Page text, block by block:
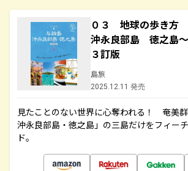
０３ 地球の歩き
沖永良部島 徳之島
３訂版
島旅
2025.12.11 発売
見たことのない世界に心奪われる！ 奄美
沖永良部島・徳之島」の三島だけをフィー
ド。